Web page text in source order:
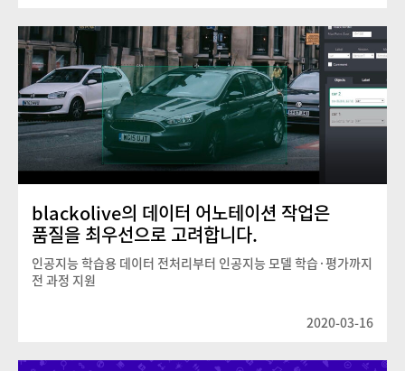
blackolive의 데이터 어노테이션 작업은
품질을 최우선으로 고려합니다.
인공지능 학습용 데이터 전처리부터 인공지능 모델 학습·평가까지
전 과정 지원
2020-03-16